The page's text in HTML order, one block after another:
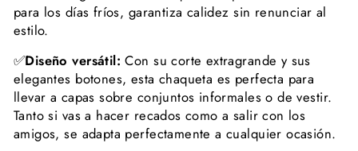
para los días fríos, garantiza calidez sin renunciar al
estilo.
✅Diseño versátil: Con su corte extragrande y sus
elegantes botones, esta chaqueta es perfecta para
llevar a capas sobre conjuntos informales o de vestir.
Tanto si vas a hacer recados como a salir con los
amigos, se adapta perfectamente a cualquier ocasión.